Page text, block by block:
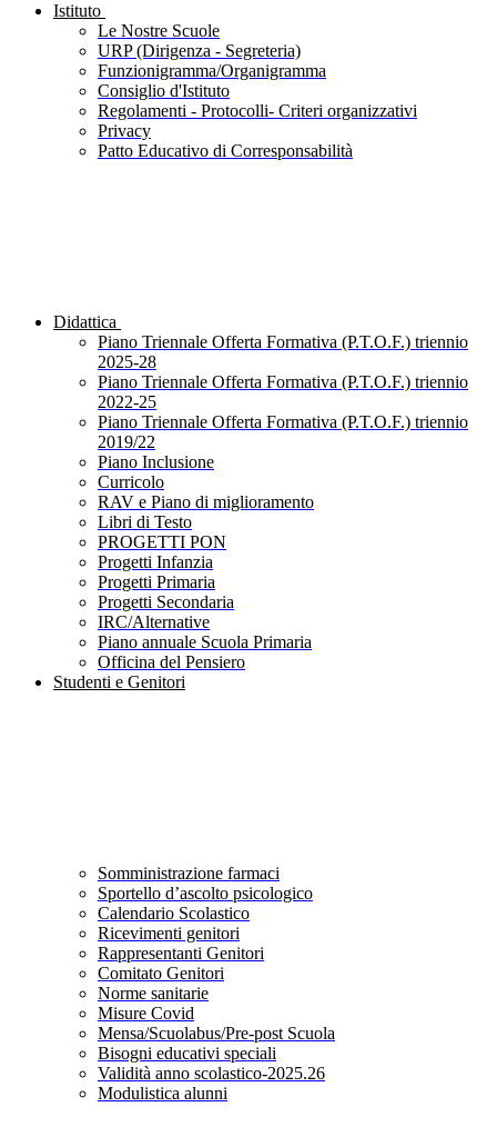
Istituto
Le Nostre Scuole
URP (Dirigenza - Segreteria)
Funzionigramma/Organigramma
Consiglio d'Istituto
Regolamenti - Protocolli- Criteri organizzativi
Privacy
Patto Educativo di Corresponsabilità
Didattica
Piano Triennale Offerta Formativa (P.T.O.F.) triennio
2025-28
Piano Triennale Offerta Formativa (P.T.O.F.) triennio
2022-25
Piano Triennale Offerta Formativa (P.T.O.F.) triennio
2019/22
Piano Inclusione
Curricolo
RAV e Piano di miglioramento
Libri di Testo
PROGETTI PON
Progetti Infanzia
Progetti Primaria
Progetti Secondaria
IRC/Alternative
Piano annuale Scuola Primaria
Officina del Pensiero
Studenti e Genitori
Somministrazione farmaci
Sportello d’ascolto psicologico
Calendario Scolastico
Ricevimenti genitori
Rappresentanti Genitori
Comitato Genitori
Norme sanitarie
Misure Covid
Mensa/Scuolabus/Pre-post Scuola
Bisogni educativi speciali
Validità anno scolastico-2025.26
Modulistica alunni